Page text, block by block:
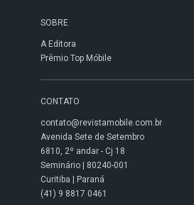
SOBRE
A Editora
Prêmio Top Móbile
CONTATO
contato@revistamobile.com.br
Avenida Sete de Setembro
6810, 2º andar - Cj 18
Seminário | 80240-001
Curitiba | Paraná
(41) 9 8817 0461